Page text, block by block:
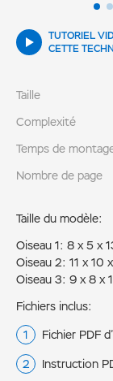
TUTORIEL
CETTE
Taille
Complexité
Temps de
Nombre de page
Taille du modèle:
Oiseau 1: 8 x 5 x
Oiseau 2: 11 x 10
Oiseau 3: 9 x 8 x
Fichiers inclus:
Fichier PDF
Instruction